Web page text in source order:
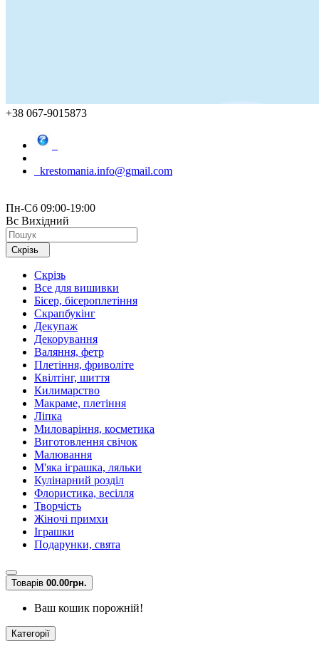
+38 067-9015873
krestomania.info@gmail.com
Пн-Сб 09:00-19:00
Вс Вихідний
Скрізь
Скрізь
Все для вишивки
Бісер, бісероплетіння
Скрапбукінг
Декупаж
Декорування
Валяння, фетр
Плетіння, фриволіте
Квілтінг, шиття
Килимарство
Макраме, плетіння
Ліпка
Миловаріння, косметика
Виготовлення свічок
Малювання
М'яка іграшка, ляльки
Кулінарний розділ
Флористика, весілля
Творчість
Жіночі примхи
Іграшки
Подарунки, свята
Товарів 00.00грн.
Ваш кошик порожній!
Категорії